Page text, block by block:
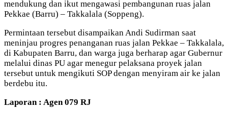
mendukung dan ikut mengawasi pembangunan ruas jalan
Pekkae (Barru) – Takkalala (Soppeng).
Permintaan tersebut disampaikan Andi Sudirman saat
meninjau progres penanganan ruas jalan Pekkae – Takkalala,
di Kabupaten Barru, dan warga juga berharap agar Gubernur
melalui dinas PU agar menegur pelaksana proyek jalan
tersebut untuk mengikuti SOP dengan menyiram air ke jalan
berdebu itu.
Laporan : Agen 079 RJ